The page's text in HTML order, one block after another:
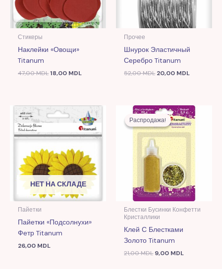
Стикеры
Наклейки «Овощи»
Titanum
47,00MDL18,00 MDL
Прочее
Шнурок Эластичный
Серебро Titanum
52,00MDL 20,00 MDL
НЕТ НА СКЛАДЕ
Пайетки
Пайетки «Подсолнухи»
Фетр Titanum
26,00 MDL
Распродажа!
Распродажа!
Блестки Бусинки Конфетти
Кристаллики
Клей С Блестками
Золото Titanum
21,00MDL
Первоначальная
цена
составляла
21,00 MDL.
9,00 MDL
Текущая
цена:
9,00 MDL.